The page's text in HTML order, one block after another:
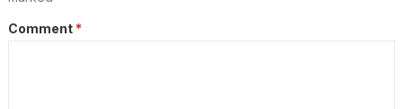
Comment *